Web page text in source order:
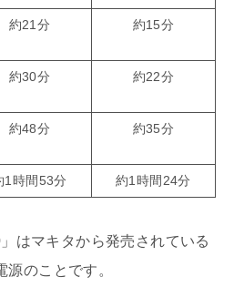
約21分 約15分
約30分 約22分
約48分 約35分
1時間53分 約1時間24分
はマキタから発売されている
のことです。